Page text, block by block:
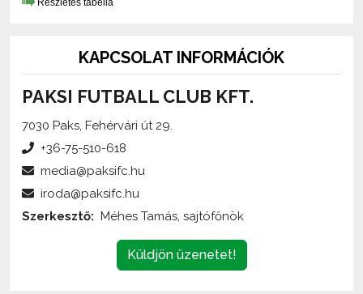
PAKSI FUTBALL CLUB KFT.
7030 Paks, Fehérvári út 29.
Küldjön üzenetet!